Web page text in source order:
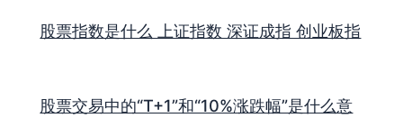
股票指数是什么 上证指数 深证成指 创业板指
股票交易中的“T+1”和“10%涨跌幅”是什么意